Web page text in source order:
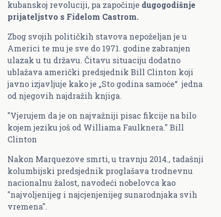
kubanskoj revoluciji, pa započinje dugogodišnje
prijateljstvo s Fidelom Castrom.
Zbog svojih političkih stavova nepoželjan je u
Americi te mu je sve do 1971. godine zabranjen
ulazak u tu državu. Čitavu situaciju dodatno
ublažava američki predsjednik Bill Clinton koji
javno izjavljuje kako je „Sto godina samoće“ jedna
od njegovih najdražih knjiga.
"Vjerujem da je on najvažniji pisac fikcije na bilo
kojem jeziku još od Williama Faulknera." Bill
Clinton
Nakon Marquezove smrti, u travnju 2014., tadašnji
kolumbijski predsjednik proglašava trodnevnu
nacionalnu žalost, navodeći nobelovca kao
"najvoljenijeg i najcjenjenijeg sunarodnjaka svih
vremena".